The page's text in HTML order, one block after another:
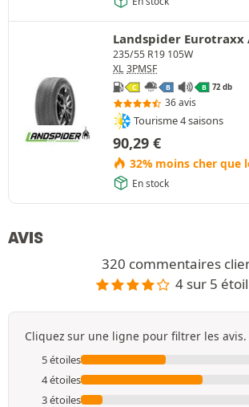
Landspider Eurotraxx
235/55 R19 105W
XL 3PMSF
C B B 72 db
36 avis
Tourisme 4 saisons
90,29 €
32% moins cher que
En stock
AVIS
320 commentaires
4 sur 5
Cliquez sur une ligne pour filtrer les avis.
5 étoiles
4 étoiles
3 étoiles